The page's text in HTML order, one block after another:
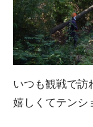
いつも観戦で訪
嬉しくてテンシ